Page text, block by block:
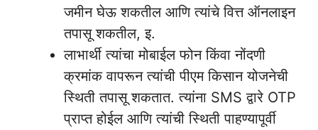
जमीन घेऊ शकतील आणि त्यांचे वित्त ऑनलाइन
तपासू शकतील, इ.
लाभार्थी त्यांचा मोबाईल फोन किंवा नोंदणी
क्रमांक वापरून त्यांची पीएम किसान योजनेची
स्थिती तपासू शकतात. त्यांना SMS द्वारे OTP
प्राप्त होईल आणि त्यांची स्थिती पाहण्यापूर्वी